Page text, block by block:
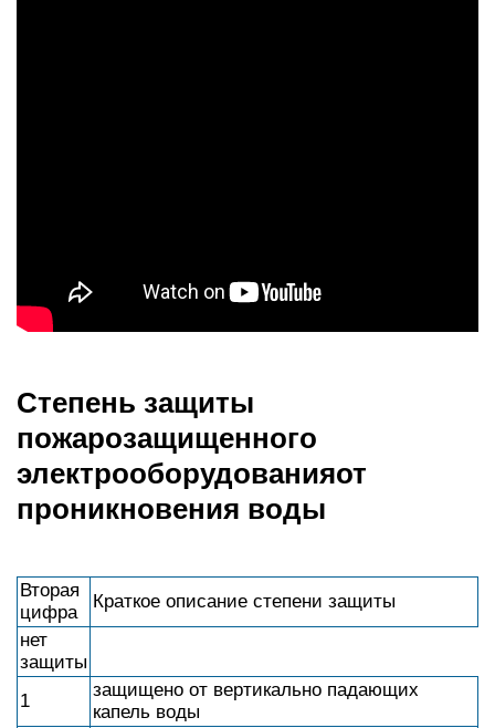
Степень защиты
пожарозащищенного
электрооборудованияот
проникновения воды
Вторая
цифра
Краткое описание степени защиты
нет
защиты
1
защищено от вертикально падающих
капель воды